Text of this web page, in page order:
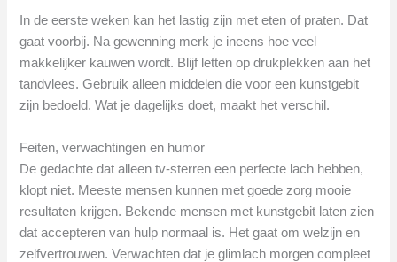
In de eerste weken kan het lastig zijn met eten of praten. Dat
gaat voorbij. Na gewenning merk je ineens hoe veel
makkelijker kauwen wordt. Blijf letten op drukplekken aan het
tandvlees. Gebruik alleen middelen die voor een kunstgebit
zijn bedoeld. Wat je dagelijks doet, maakt het verschil.
Feiten, verwachtingen en humor
De gedachte dat alleen tv-sterren een perfecte lach hebben,
klopt niet. Meeste mensen kunnen met goede zorg mooie
resultaten krijgen. Bekende mensen met kunstgebit laten zien
dat accepteren van hulp normaal is. Het gaat om welzijn en
zelfvertrouwen. Verwachten dat je glimlach morgen compleet